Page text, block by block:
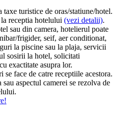
turistice de oras/statiune/hotel.
receptia hotelului (vezi detalii).
sau din camera, hotelierul poate
frigider, seif, aer conditionat,
la piscine sau la plaja, servicii
sosirii la hotel, solicitati
exactitate asupra lor.
face de catre receptiile acestora.
aspectul camerei se rezolva de